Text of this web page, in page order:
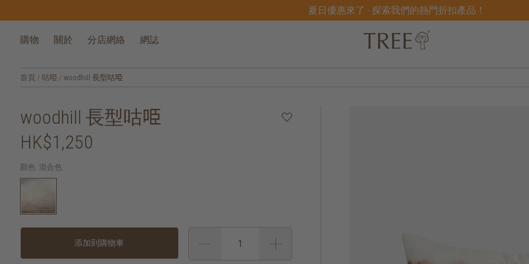
夏日優惠來了 - 探索我們的熱門折扣產品！
購物 關於 分店網絡 網誌
首頁 / 咕𠱸 / woodhill 長型咕𠱸
woodhill 長型咕𠱸
HK$1,250
顏色: 混合色
添加到購物車